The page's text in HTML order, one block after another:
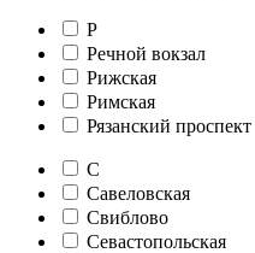
Р
Речной вокзал
Рижская
Римская
Рязанский проспект
С
Савеловская
Свиблово
Севастопольская